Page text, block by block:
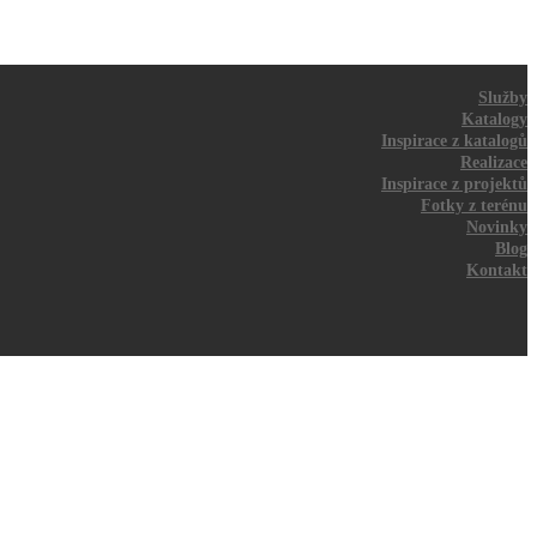
Služby
Katalogy
Inspirace z katalogů
Realizace
Inspirace z projektů
Fotky z terénu
Novinky
Blog
Kontakt